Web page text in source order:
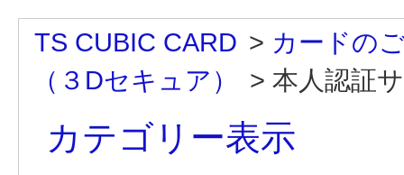
TS CUBIC CARD > カードの
（３Dセキュア）
> 本人認証
カテゴリー表示